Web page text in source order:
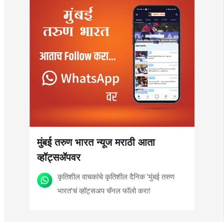
मुंबई तरुण भारत न्यूज मराठी आता
व्हॉट्सॲपवर
कृतिशील वाचकांचे कृतिशील दैनिक 'मुंबई तरुण
भारत'चं व्हॉट्सअप चॅनल फॉलो करा!